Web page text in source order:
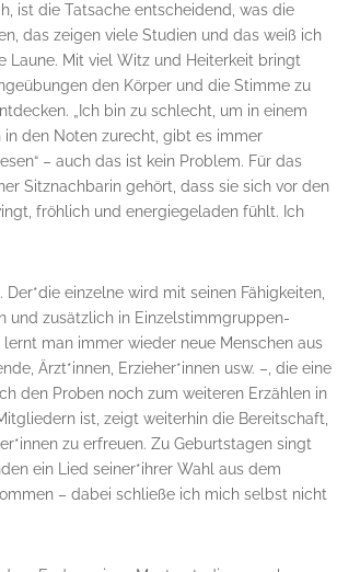
ist die Tatsache entscheidend, was die
das zeigen viele Studien und das weiß ich
Mit viel Witz und Heiterkeit bringt
den Körper und die Stimme zu
„Ich bin zu schlecht, um in einem
den Noten zurecht, gibt es immer
– auch das ist kein Problem. Für das
Sitznachbarin gehört, dass sie sich vor den
fröhlich und energiegeladen fühlt. Ich
einzelne wird mit seinen Fähigkeiten,
und zusätzlich in Einzelstimmgruppen-
man immer wieder neue Menschen aus
Ärzt*innen, Erzieher*innen usw. –, die eine
den Proben noch zum weiteren Erzählen in
ist, zeigt weiterhin die Bereitschaft,
zu erfreuen. Zu Geburtstagen singt
ein Lied seiner*ihrer Wahl aus dem
– dabei schließe ich mich selbst nicht